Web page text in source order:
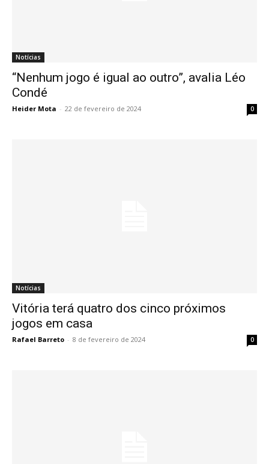
Notícias
“Nenhum jogo é igual ao outro”, avalia Léo
Condé
Heider Mota - 22 de fevereiro de 2024 0
Notícias
Vitória terá quatro dos cinco próximos
jogos em casa
Rafael Barreto - 8 de fevereiro de 2024 0